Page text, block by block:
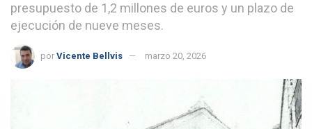
presupuesto de 1,2 millones de euros y un plazo de
ejecución de nueve meses.
por Vicente Bellvis marzo 20, 2026